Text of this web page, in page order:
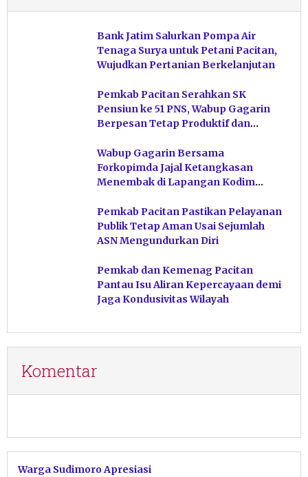
Bank Jatim Salurkan Pompa Air
Tenaga Surya untuk Petani Pacitan,
Wujudkan Pertanian Berkelanjutan
Pemkab Pacitan Serahkan SK
Pensiun ke 51 PNS, Wabup Gagarin
Berpesan Tetap Produktif dan
Wabup Gagarin Bersama
Forkopimda Jajal Ketangkasan
Menembak di Lapangan Kodim
Pemkab Pacitan Pastikan Pelayanan
Publik Tetap Aman Usai Sejumlah
ASN Mengundurkan Diri
Pemkab dan Kemenag Pacitan
Pantau Isu Aliran Kepercayaan demi
Jaga Kondusivitas Wilayah
Komentar
Warga Sudimoro Apresiasi